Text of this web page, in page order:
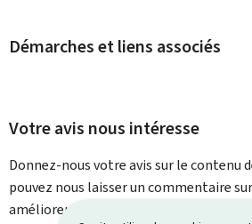
Démarches et liens associés
Votre avis nous intéresse
Donnez-nous votre avis sur le contenu
pouvez nous laisser un commentaire
améliorer. Vous ne recevrez pas de